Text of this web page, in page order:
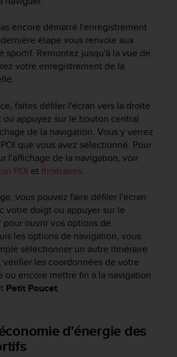
encore démarré l'enregistrement
étape vous renvoie aux
sportif. Remontez jusqu'à la vue de
votre enregistrement de la
faites défiler l'écran vers la droite
appuyez sur le bouton central
de la navigation. Vous y verrez
que vous avez sélectionné. Pour
l'affichage de la navigation, voir
POI et Itinéraires.
vous pouvez faire défiler l'écran
votre doigt ou appuyer sur le
ouvrir vos options de
les options de navigation, vous
sélectionner un autre itinéraire
vérifier les coordonnées de votre
ou encore mettre fin à la navigation
Petit Poucet.
d'énergie des